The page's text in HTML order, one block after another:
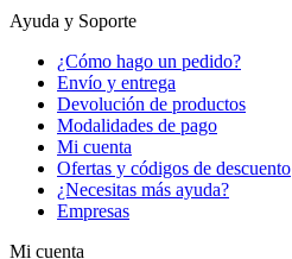
Ayuda y Soporte
¿Cómo hago un pedido?
Envío y entrega
Devolución de productos
Modalidades de pago
Mi cuenta
Ofertas y códigos de descuento
¿Necesitas más ayuda?
Empresas
Mi cuenta